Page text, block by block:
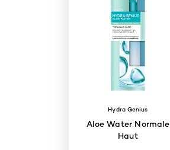
Hydra Genius
Aloe Water Normale
Haut